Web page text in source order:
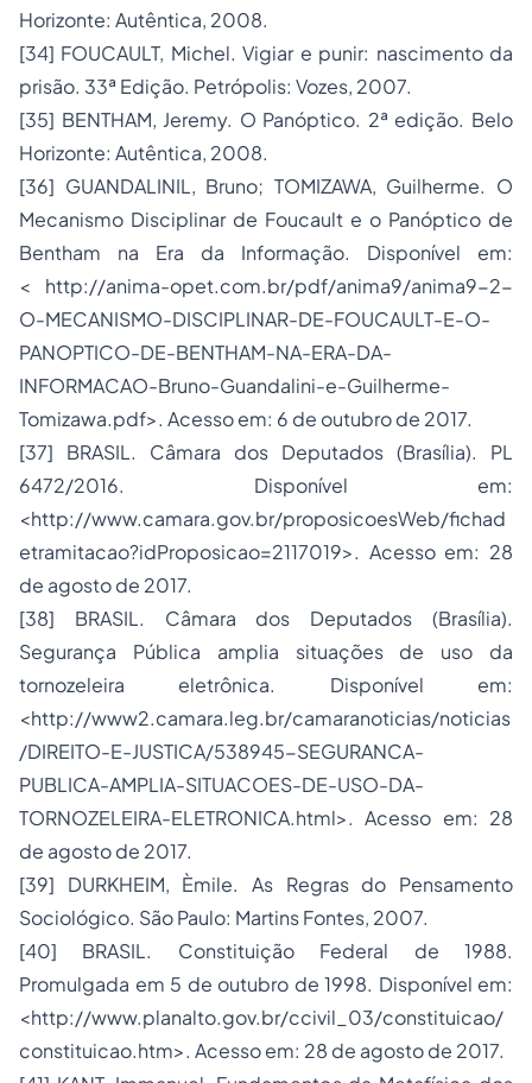
Horizonte: Autêntica, 2008.
[34] FOUCAULT, Michel. Vigiar e punir: nascimento da
prisão. 33ª Edição. Petrópolis: Vozes, 2007.
[35] BENTHAM, Jeremy. O Panóptico. 2ª edição. Belo
Horizonte: Autêntica, 2008.
[36] GUANDALINIL, Bruno; TOMIZAWA, Guilherme. O
Mecanismo Disciplinar de Foucault e o Panóptico de
Bentham na Era da Informação. Disponível em:
< http://anima-opet.com.br/pdf/anima9/anima9-2-
O-MECANISMO-DISCIPLINAR-DE-FOUCAULT-E-O-
PANOPTICO-DE-BENTHAM-NA-ERA-DA-
INFORMACAO-Bruno-Guandalini-e-Guilherme-
Tomizawa.pdf>. Acesso em: 6 de outubro de 2017.
[37] BRASIL. Câmara dos Deputados (Brasília). PL
6472/2016. Disponível em:
<http://www.camara.gov.br/proposicoesWeb/fichad
etramitacao?idProposicao=2117019>. Acesso em: 28
de agosto de 2017.
[38] BRASIL. Câmara dos Deputados (Brasília).
Segurança Pública amplia situações de uso da
tornozeleira eletrônica. Disponível em:
<http://www2.camara.leg.br/camaranoticias/noticias
/DIREITO-E-JUSTICA/538945-SEGURANCA-
PUBLICA-AMPLIA-SITUACOES-DE-USO-DA-
TORNOZELEIRA-ELETRONICA.html>. Acesso em: 28
de agosto de 2017.
[39] DURKHEIM, Èmile. As Regras do Pensamento
Sociológico. São Paulo: Martins Fontes, 2007.
[40] BRASIL. Constituição Federal de 1988.
Promulgada em 5 de outubro de 1998. Disponível em:
<http://www.planalto.gov.br/ccivil_03/constituicao/
constituicao.htm>. Acesso em: 28 de agosto de 2017.